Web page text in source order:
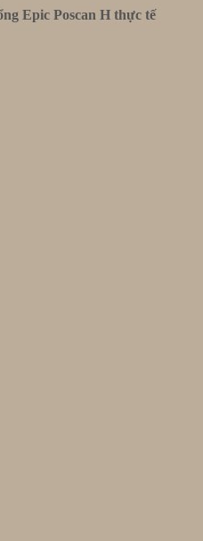
Epic Poscan H thực tế